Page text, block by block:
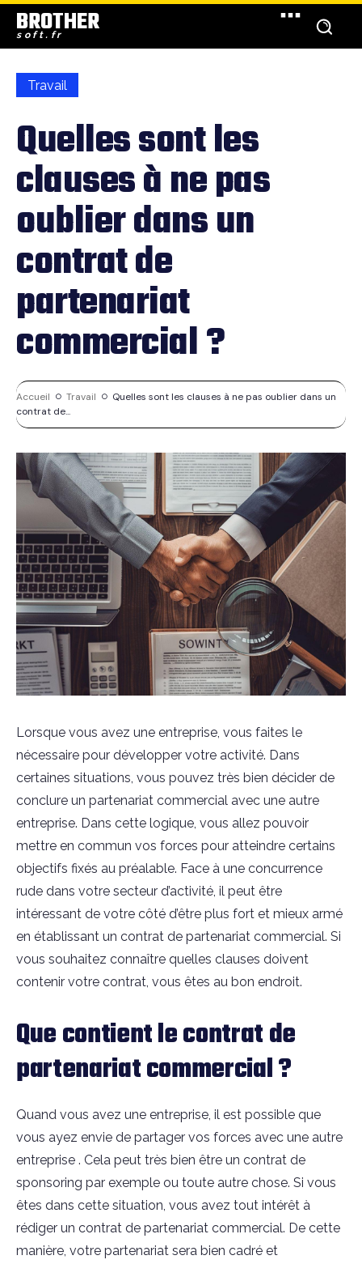
BROTHER
soft.fr
Travail
Quelles sont les
clauses à ne pas
oublier dans un
contrat de
partenariat
commercial ?
Accueil Travail
Quelles sont les clauses à ne pas oublier dans un
contrat de...
Lorsque vous avez une entreprise, vous faites le
nécessaire pour développer votre activité. Dans
certaines situations, vous pouvez très bien décider de
conclure un partenariat commercial avec une autre
entreprise. Dans cette logique, vous allez pouvoir
mettre en commun vos forces pour atteindre certains
objectifs fixés au préalable. Face à une concurrence
rude dans votre secteur d’activité, il peut être
intéressant de votre côté d’être plus fort et mieux armé
en établissant un contrat de partenariat commercial. Si
vous souhaitez connaître quelles clauses doivent
contenir votre contrat, vous êtes au bon endroit.
Que contient le contrat de
partenariat commercial ?
Quand vous avez une entreprise, il est possible que
vous ayez envie de partager vos forces avec une autre
entreprise . Cela peut très bien être un contrat de
sponsoring par exemple ou toute autre chose. Si vous
êtes dans cette situation, vous avez tout intérêt à
rédiger un contrat de partenariat commercial. De cette
manière, votre partenariat sera bien cadré et